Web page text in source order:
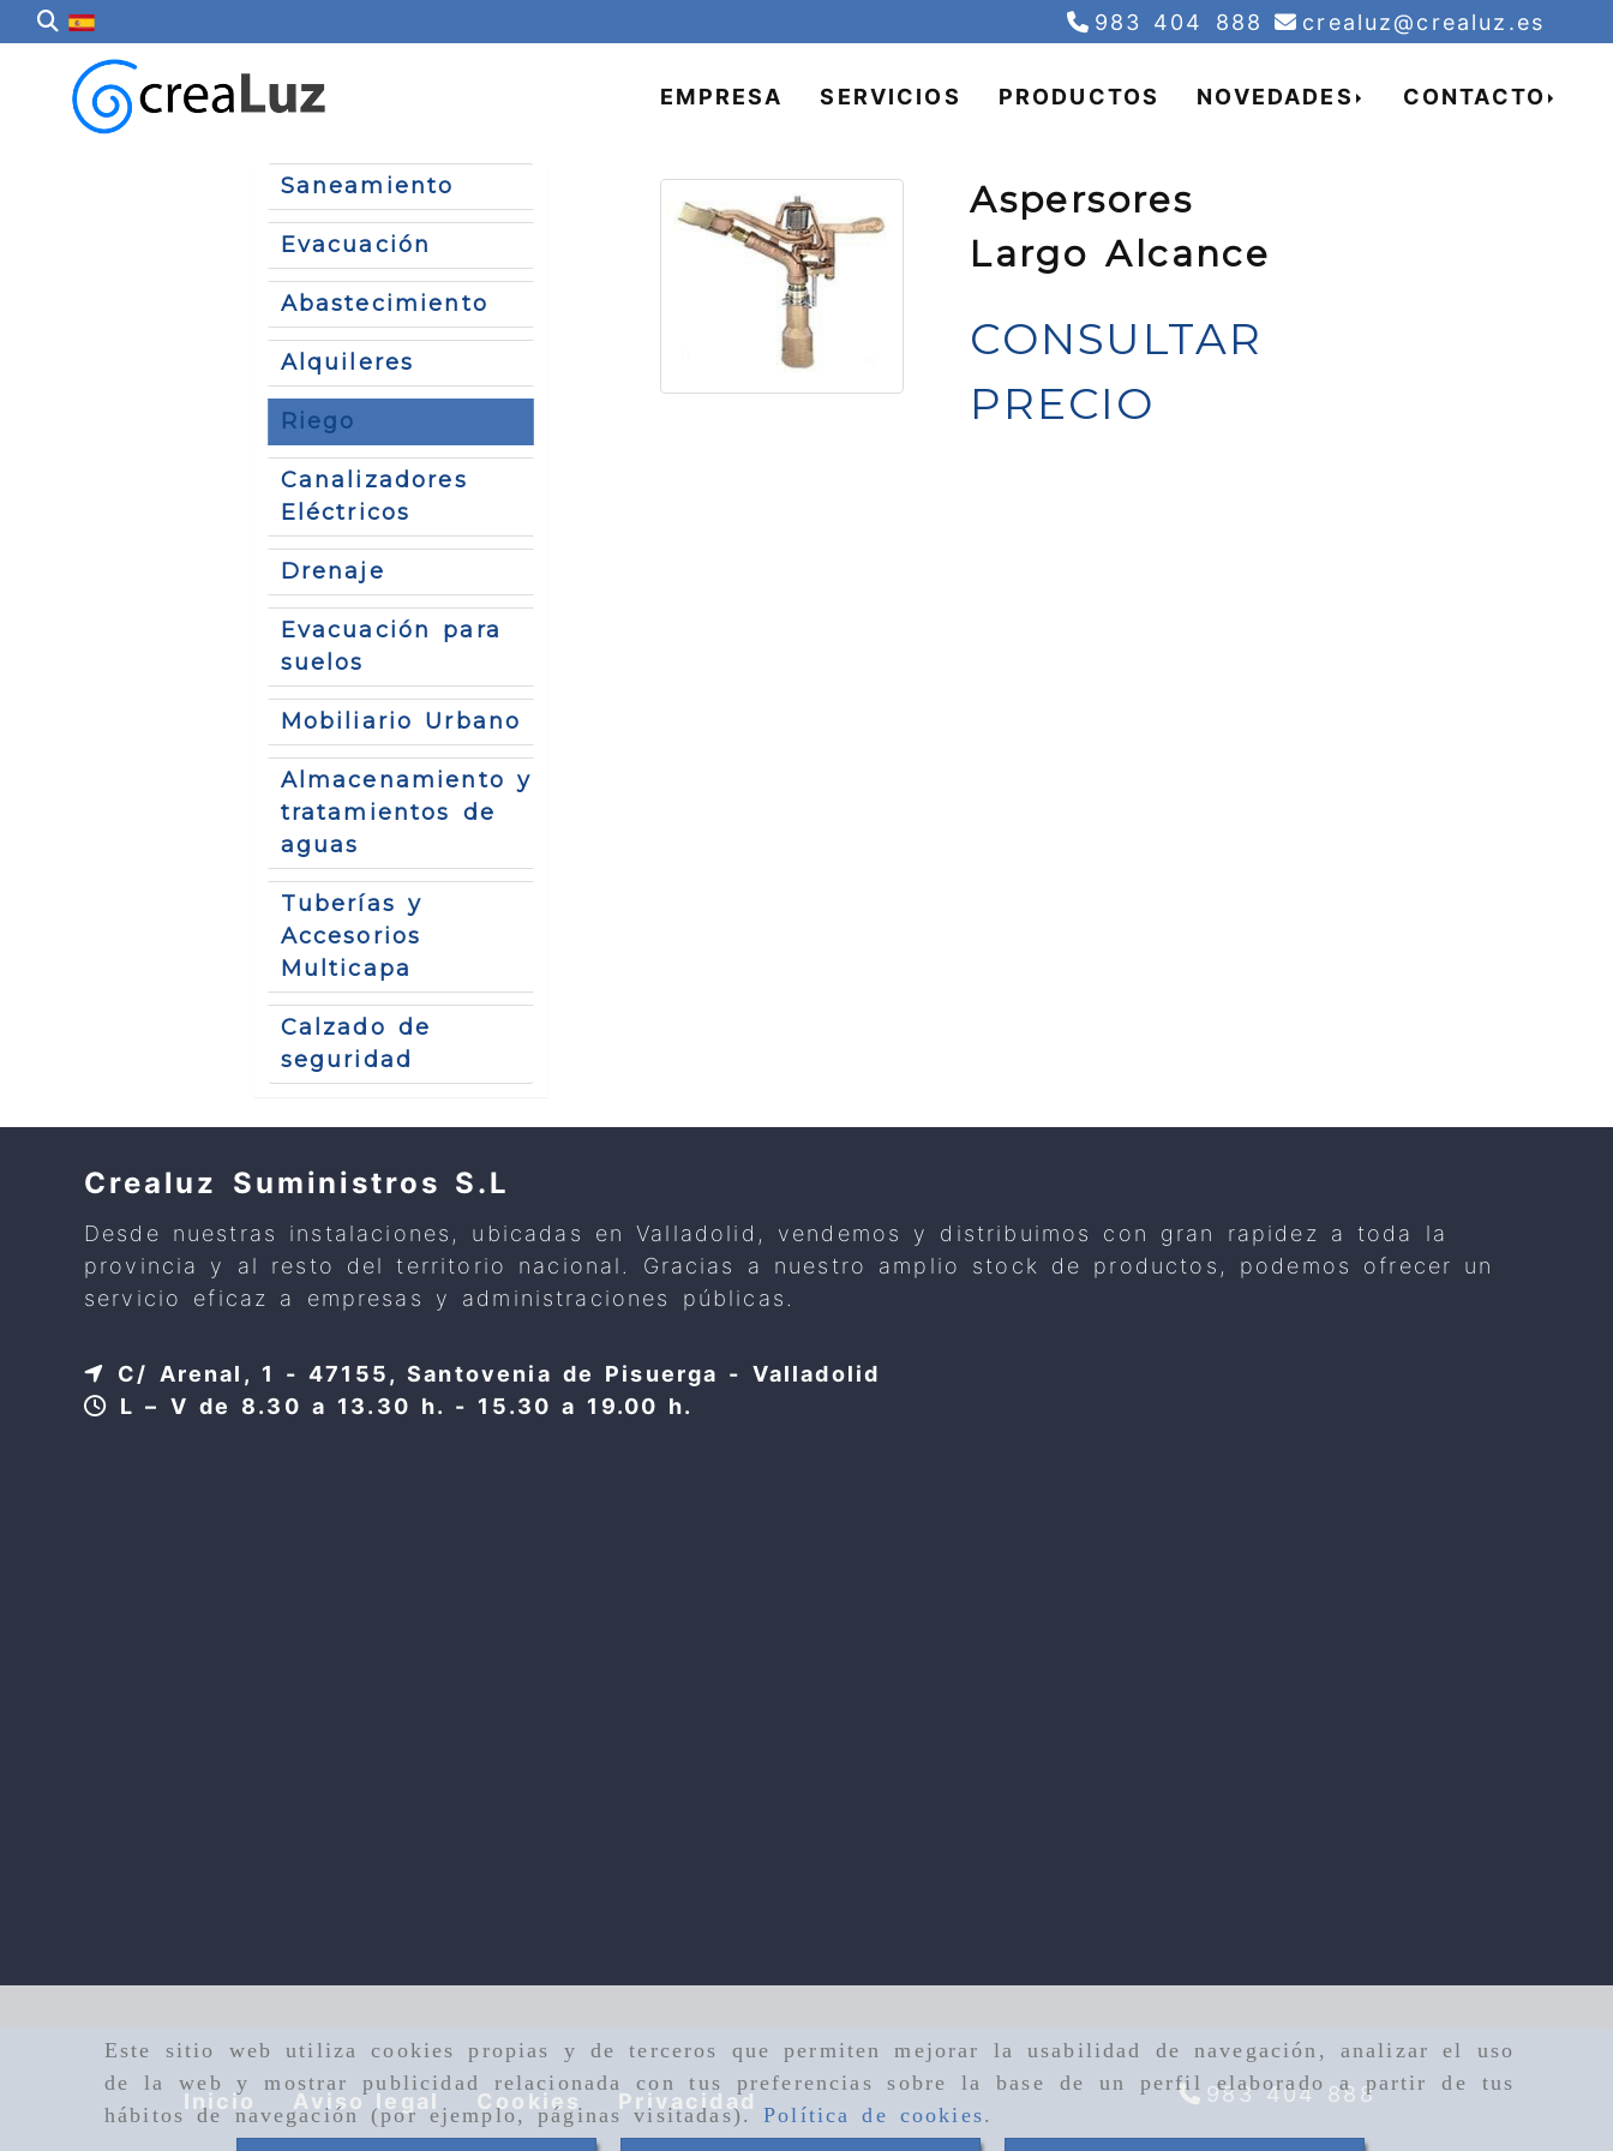
Este sitio web utiliza cookies propias y de terceros que permiten mejorar la usabilidad de navegación, analizar el uso
de la web y mostrar publicidad relacionada con tus preferencias sobre la base de un perfil elaborado a partir de tus
hábitos de navegación (por ejemplo, páginas visitadas).Política de cookies.
983 404 888 crealuz crealuz.es
EMPRESA SERVICIOS PRODUCTOS NOVEDADES CONTACTO
Saneamiento
Evacuación
Abastecimiento
Alquileres
Riego
Canalizadores
Eléctricos
Drenaje
Evacuación para
suelos
Mobiliario Urbano
Almacenamiento y
tratamientos de
aguas
Tuberías y
Accesorios
Multicapa
Calzado de
seguridad
Aspersores
Largo Alcance
CONSULTAR
PRECIO
Crealuz Suministros S.L
Desde nuestras instalaciones, ubicadas en Valladolid, vendemos y distribuimos con gran rapidez a toda la
provincia y al resto del territorio nacional. Gracias a nuestro amplio stock de productos, podemos ofrecer un
servicio eficaz a empresas y administraciones públicas.
C/ Arenal, 1 - 47155, Santovenia de Pisuerga - Valladolid
L – V de 8.30 a 13.30 h. - 15.30 a 19.00 h.
Inicio Aviso legal Cookies Privacidad 983 404 888